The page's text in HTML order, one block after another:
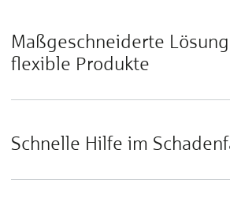
Maßgeschneiderte
flexible Produkte
Schnelle Hilfe im